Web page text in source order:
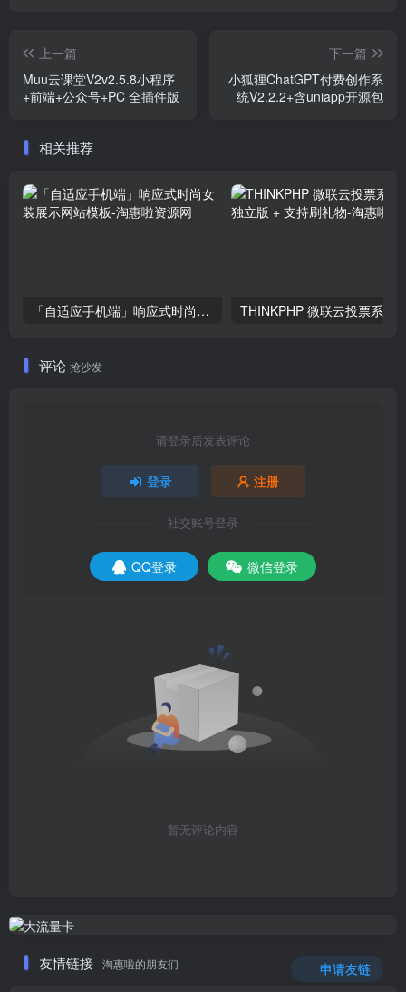
上一篇
Muu云课堂V2v2.5.8小程序
+前端+公众号+PC 全插件版
下一篇
小狐狸ChatGPT付费创作系
统V2.2.2+含uniapp开源包
相关推荐
「自适应手机端」响应式时尚女装展示网站模板
评论 抢沙发
请登录后发表评论
登录 注册
社交账号登录
QQ登录 微信登录
暂无评论内容
友情链接 淘惠啦的朋友们 申请友链